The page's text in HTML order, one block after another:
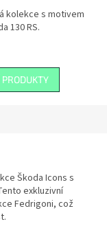
kolekce s motivem
130 RS.
Škoda Icons s
exkluzivní
Fedrigoni, což